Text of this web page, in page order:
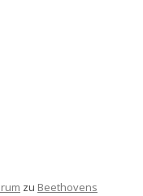
zu Beethovens